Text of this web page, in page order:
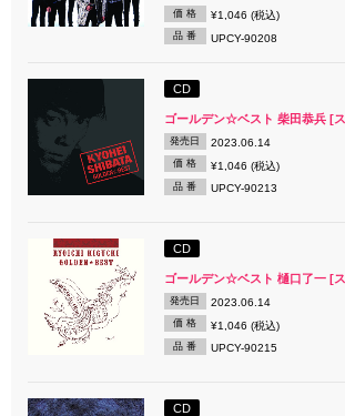
価 格 ¥1,046 (税込)
品 番 UPCY-90208
CD
ゴールデン☆ベスト 柴田恭兵 [
発売日 2023.06.14
価 格 ¥1,046 (税込)
品 番 UPCY-90213
CD
ゴールデン☆ベスト 樋口了一 [
発売日 2023.06.14
価 格 ¥1,046 (税込)
品 番 UPCY-90215
CD